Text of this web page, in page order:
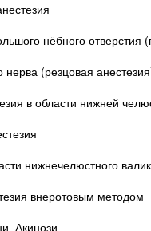
нёбного отверстия
(резцовая
в области нижней
нижнечелюстного
внеротовым методом